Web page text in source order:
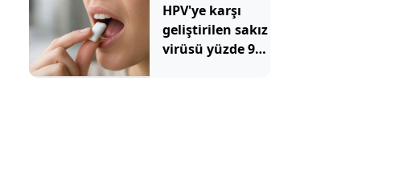
HPV'ye karşı
geliştirilen sakız
virüsü yüzde 93